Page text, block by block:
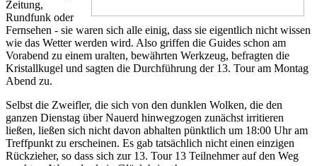
Zeitung,
Rundfunk oder
Fernsehen - sie waren sich alle einig, dass sie eigentlich nicht wissen
wie das Wetter werden wird. Also griffen die Guides schon am
Vorabend zu einem uralten, bewährten Werkzeug, befragten die
Kristallkugel und sagten die Durchführung der 13. Tour am Montag
Abend zu.
Selbst die Zweifler, die sich von den dunklen Wolken, die den
ganzen Dienstag über Nauerd hinwegzogen zunächst irritieren
ließen, ließen sich nicht davon abhalten pünktlich um 18:00 Uhr am
Treffpunkt zu erscheinen. Es gab tatsächlich nicht einen einzigen
Rückzieher, so dass sich zur 13. Tour 13 Teilnehmer auf den Weg